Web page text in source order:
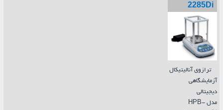
2285Di
ترازوی آنالیتیکال
آزمایشگاهی
دیجیتالی
مدل HPB-